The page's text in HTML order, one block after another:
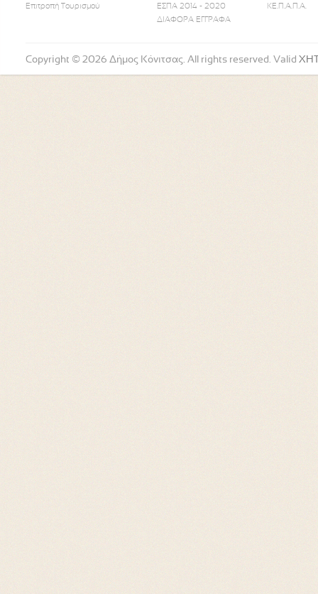
Επιτροπή Τουρισμού
ΕΣΠΑ 2014 - 2020
ΔΙΑΦΟΡΑ ΕΓΓΡΑΦΑ
ΚΕ.Π.Α.Π.Α.
Copyright © 2026 Δήμος Κόνιτσας. All rights reserved. Valid